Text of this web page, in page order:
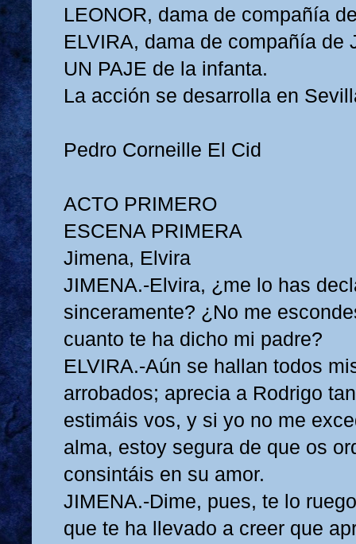
LEONOR, dama de compañía
ELVIRA, dama de compañía de
UN PAJE de la infanta.
La acción se desarrolla en
Pedro Corneille El Cid
ACTO PRIMERO
ESCENA PRIMERA
Jimena, Elvira
JIMENA.-Elvira, ¿me lo has
sinceramente? ¿No me
cuanto te ha dicho mi padre?
ELVIRA.-Aún se hallan todos
arrobados; aprecia a Rodrigo
estimáis vos, y si yo no me
alma, estoy segura de que os
consintáis en su amor.
JIMENA.-Dime, pues, te lo
que te ha llevado a creer que